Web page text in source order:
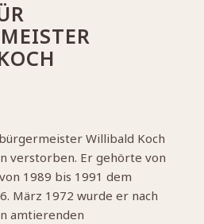
Willibald Koch
verstorben. Er gehörte von
1989 bis 1991 dem
März 1972 wurde er nach
amtierenden